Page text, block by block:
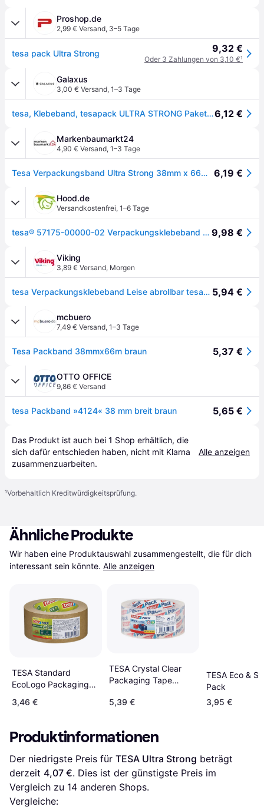
Proshop.de
2,99 € Versand, 3–5 Tage
tesa pack Ultra Strong 9,32 €
Oder 3 Zahlungen von 3,10 €¹
Galaxus
3,00 € Versand, 1–3 Tage
tesa, Klebeband, tesapack ULTRA STRONG Paketklebeband - PVC Packband für festes Verpacken und sicheres Bündeln (38mm)6,12 €
Markenbaumarkt24
4,90 € Versand, 1–3 Tage
Tesa Verpackungsband Ultra Strong 38mm x 66m chamois braun 57175-00000-02 6,19 €
Hood.de
Versandkostenfrei, 1–6 Tage
tesa® 57175-00000-02 Verpackungsklebeband tesapack® Ultra Strong, PVC, 66 m x 38 mm, 9,98 €
Viking
3,89 € Versand, Morgen
tesa Verpackungsklebeband Leise abrollbar tesapack Ultra Strong Braun 38 mm (B) x 66 m (L) PVC (Polyvinylchlorid) 4124 5,94 €
mcbuero
7,49 € Versand, 1–3 Tage
Tesa Packband 38mmx66m braun 5,37 €
OTTO OFFICE
9,86 € Versand
tesa Packband »4124« 38 mm breit braun 5,65 €
Das Produkt ist auch bei 1 Shop erhältlich, die
sich dafür entschieden haben, nicht mit Klarna
zusammenzuarbeiten.
Alle anzeigen
¹Vorbehaltlich Kreditwürdigkeitsprüfung.
Ähnliche Produkte
Wir haben eine Produktauswahl zusammengestellt, die für dich
interessant sein könnte. Alle anzeigen
TESA Standard
EcoLogo Packaging
3,46 €
TESA Crystal Clear
Packaging Tape
5,39 €
TESA Eco &
Pack
3,95 €
Produktinformationen
Der niedrigste Preis für TESA Ultra Strong beträgt
derzeit 4,07 €. Dies ist der günstigste Preis im
Vergleich zu 14 anderen Shops.
Vergleiche: